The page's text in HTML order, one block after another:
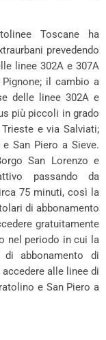
Toscane ha
prevedendo
linee 302A e 307A
il cambio a
delle linee 302A e
più piccoli in grado
e via Salviati;
San Piero a Sieve.
San Lorenzo e
passando da
75 minuti, così la
di abbonamento
gratuitamente
nel periodo in cui la
abbonamento di
alle linee di
e San Piero a